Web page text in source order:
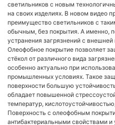
светильников с новым
на своих изделиях. В новом видео
преимущество светильников с
обычным, без покрытия. А именно,
устранения загрязнений с внешней
Олеофобное покрытие позволяет
стёкол от различного вида
особенно актуально при
промышленных условиях. Такое
поверхности большую
обладает повышенной
температур,
Поверхность с олеофобным
антибактериальными свойствами